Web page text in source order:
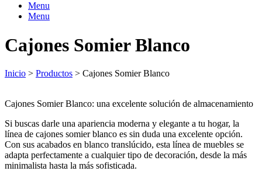
Menu
Menu
Cajones Somier Blanco
Inicio > Productos > Cajones Somier Blanco
Cajones Somier Blanco: una excelente solución de almacenamiento
Si buscas darle una apariencia moderna y elegante a tu hogar, la
línea de cajones somier blanco es sin duda una excelente opción.
Con sus acabados en blanco translúcido, esta línea de muebles se
adapta perfectamente a cualquier tipo de decoración, desde la más
minimalista hasta la más sofisticada.